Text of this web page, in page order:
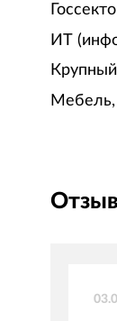
ИТ
Мебель,